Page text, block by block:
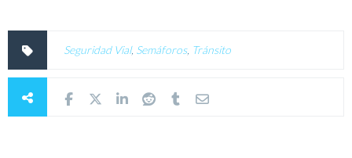
Seguridad Vial, Semáforos, Tránsito